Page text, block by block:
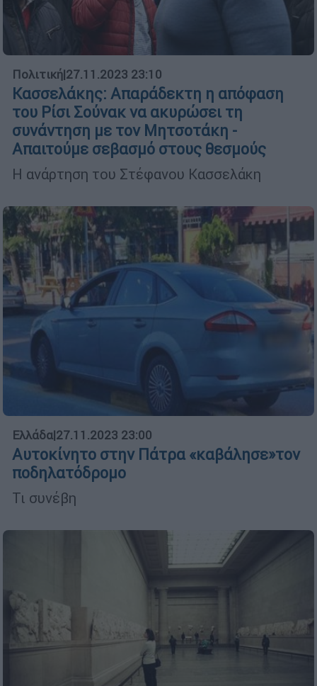
Πολιτική|27.11.2023 23:10
Κασσελάκης: Απαράδεκτη η απόφαση
του Ρίσι Σούνακ να ακυρώσει τη
συνάντηση με τον Μητσοτάκη -
Απαιτούμε σεβασμό στους θεσμούς
Η ανάρτηση του Στέφανου Κασσελάκη
Ελλάδα|27.11.2023 23:00
Αυτοκίνητο στην Πάτρα «καβάλησε»τον
ποδηλατόδρομο
Τι συνέβη